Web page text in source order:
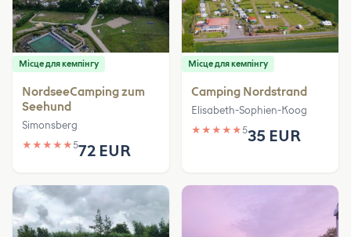
Місце для кемпінгу
NordseeCamping zum
Seehund
Simonsberg
★ ★ ★ ★ ★572 EUR
Місце для кемпінгу
Camping Nordstrand
Elisabeth-Sophien-Koog
★ ★ ★ ★ ★535 EUR